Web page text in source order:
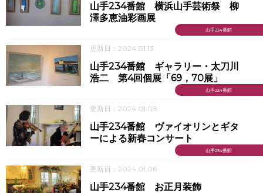
山手234番館
山手234番館 横浜山手芸術祭 柳
澤多恵油彩画展
更新日：2024.01.13
山手234番館
山手234番館 ギャラリー・太刀川
浩二 第4回個展「69，70展」
更新日：2024.01.08
山手234番館
山手234番館 ヴァイオリンとギタ
ーによる新春コンサート
更新日：2024.01.06
山手234番館 お正月装飾